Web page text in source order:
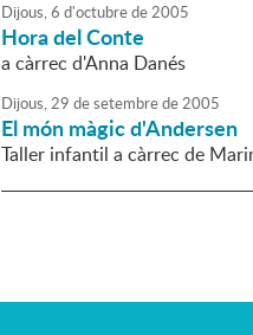
Dijous,6 d'octubrede2005
Hora del Conte
a càrrec d'Anna Danés
Dijous,29 desetembrede2005
El món màgic d'Andersen
Taller infantil a càrrec de